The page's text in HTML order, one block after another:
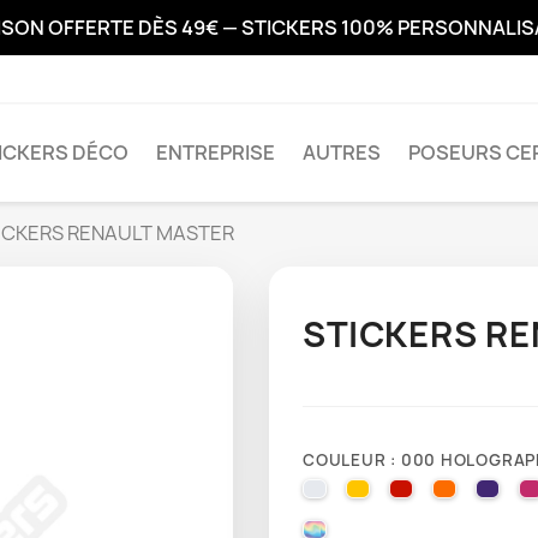
OFFERTE DÈS 49€ — STICKERS 100%
DÉCO ENTREPRISE AUTRES POSEURS
RENAULT MASTER
STICKERS
COULEUR : 000
010 WHITE025 BRIMSTONE
031 RED035 040
000 HOLOGRAPHIQUE